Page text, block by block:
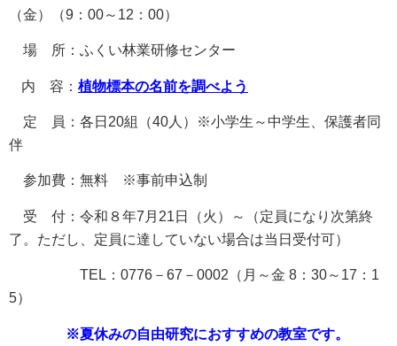
（金）（9：00～12：00）
場 所：ふくい林業研修センター
内 容： 植物標本の名前を調べよう
定 員：各日20組（40人）※小学生～中学生、保護者同
伴
参加費：無料 ※事前申込制
受 付：令和８年7月21日（火）～（定員になり次第終
了。ただし、定員に達していない場合は当日受付可）
TEL：0776－67－0002（月～金 8：30～17：1
5）
※夏休みの自由研究におすすめの教室です。